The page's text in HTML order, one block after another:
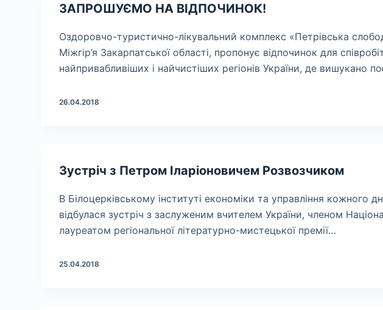
ЗАПРОШУЄМО НА ВІДПОЧИНОК!
Оздоровчо-туристично-лікувальний комплекс «Петрівська
Міжгір’я Закарпатської області, пропонує відпочинок для
найпривабливіших і найчистіших регіонів України, де вишукано
26.04.2018
Зустріч з Петром Іларіоновичем Розвозчиком
В Білоцерківському інституті економіки та управління кожного
відбулася зустріч з заслуженим вчителем України, членом
лауреатом регіональної літературно-мистецької премії…
25.04.2018